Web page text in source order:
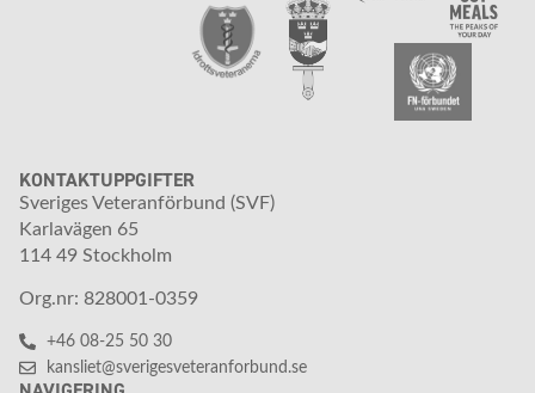
KONTAKTUPPGIFTER
Sveriges Veteranförbund (SVF)
Karlavägen 65
114 49 Stockholm
Org.nr: 828001-0359
+46 08-25 50 30
kansliet@sverigesveteranforbund.se